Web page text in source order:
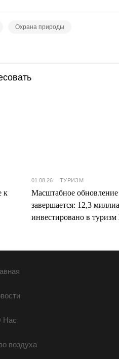
Охрана природы
к
01.08.26 ТУРИЗМ
Масштабное
завершается: 12,3
инвестировано в туризм
Нас
воздуха